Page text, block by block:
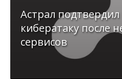
Астрал
кибератаку после
сервисов